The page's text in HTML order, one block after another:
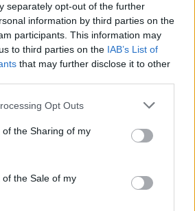
separately opt-out of the further
information by third parties on the
participants. This information may
to third parties on the IAB’s List of
that may further disclose it to other
app uses one or more Google
or usage behaviour. You may click to
to Google and its third-party tags to
specified purposes in below Google
Opt Outs
the Sharing of my
the Sale of my
Magyarország
finanszírozásból
25.